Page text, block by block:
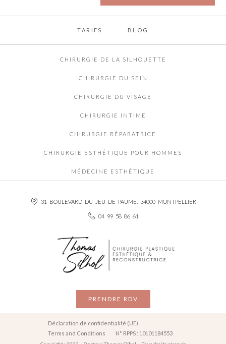
TARIFS BLOG
CHIRURGIE DE LA SILHOUETTE
CHIRURGIE DU SEIN
CHIRURGIE DU VISAGE
CHIRURGIE INTIME
CHIRURGIE RÉPARATRICE
CHIRURGIE ESTHÉTIQUE POUR HOMMES
MÉDECINE ESTHÉTIQUE
31 BOULEVARD DU JEU DE PAUME, 34000 MONTPELLIER
04 99 58 86 61
PRENDRE RDV
Déclaration de confidentialité (UE)
Terms and Conditions
N° RPPS : 10101184553